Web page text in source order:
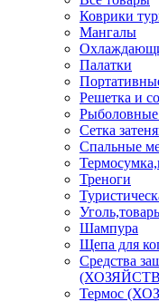
Коврики
Мангалы
Палатки
Решетка и
Сетка
Спальные
Треноги
Шампура
Щепа для
Средства
Термос